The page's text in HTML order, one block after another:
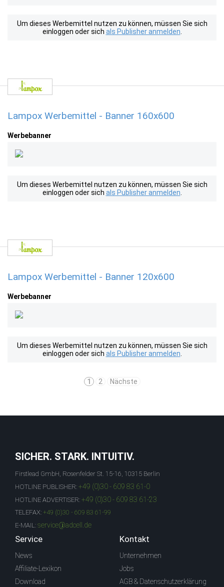
Um dieses Werbemittel nutzen zu können, müssen Sie sich
einloggen oder sich als Publisher anmelden
Lampox Werbemittel - Banner 160x600
Werbebanner
Um dieses Werbemittel nutzen zu können, müssen Sie sich
einloggen oder sich als Publisher anmelden
Lampox Werbemittel - Banner 120x600
Werbebanner
Um dieses Werbemittel nutzen zu können, müssen Sie sich
einloggen oder sich als Publisher anmelden
1 2 Nächste
SICHER. STARK. INTUITIV.
Firstlead GmbH, Rosenfelder St. 15-16, 10315 Berlin
HOTLINE PUBLISHER: +49 (0)30 - 609 83 61-0
HOTLINE ADVERTISER: +49 (0)30 - 609 83 61-23
TELEFAX: +49 (0)30 - 609 83 61-99
E-MAIL: service@adcell.de
Service
News
Affiliate-Lexikon
Download
Kontakt
Unternehmen
Jobs
AGB & Datenschutzerklärung